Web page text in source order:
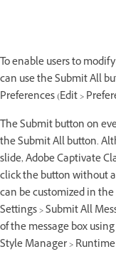
To enable users to
can use the Submit All
Preferences (Edit >
The Submit button on
the Submit All button.
slide, Adobe Captivate
click the button without
can be customized in the
Settings > Submit All
of the message box
Style Manager >